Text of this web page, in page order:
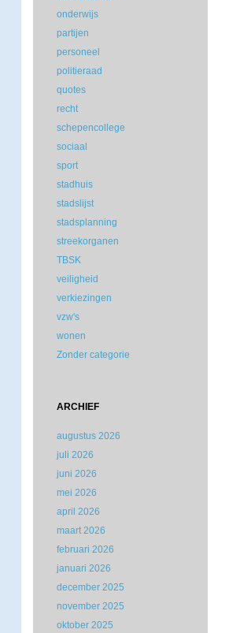
onderwijs
partijen
personeel
politieraad
quotes
recht
schepencollege
sociaal
sport
stadhuis
stadslijst
stadsplanning
streekorganen
TBSK
veiligheid
verkiezingen
vzw's
wonen
Zonder categorie
ARCHIEF
augustus 2026
juli 2026
juni 2026
mei 2026
april 2026
maart 2026
februari 2026
januari 2026
december 2025
november 2025
oktober 2025